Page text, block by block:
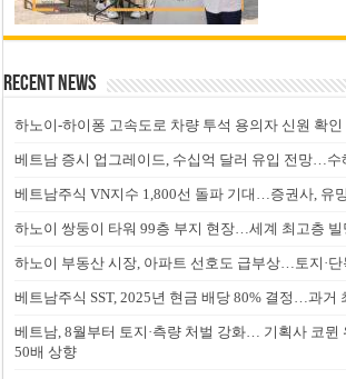
Recent News
하노이-하이퐁 고속도로 차량 투석 용의자 신원 확인
베트남 증시 업그레이드, 수십억 달러 유입 전망…수
베트남주식 VN지수 1,800선 돌파 기대…증권사, 유
하노이 쌍둥이 타워 99층 부지 현장…세계 최고층 빌
하노이 부동산 시장, 아파트 선호도 급부상…토지·단
베트남주식 SST, 2025년 현금 배당 80% 결정…과거
베트남, 8월부터 토지·측량 처벌 강화… 기획사 코뮌
50배 상향